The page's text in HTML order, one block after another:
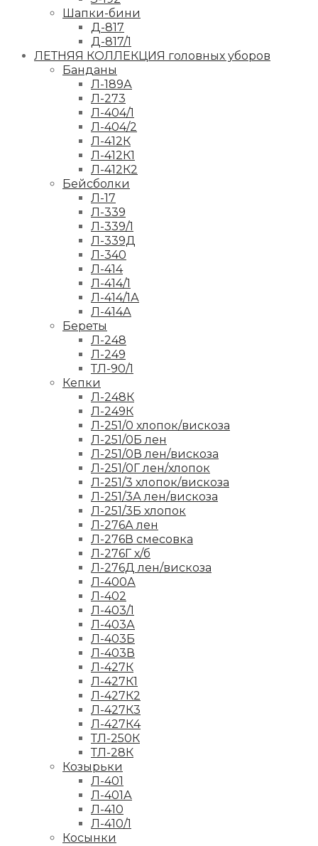
Шапки-бини
Д-817
Д-817/1
ЛЕТНЯЯ КОЛЛЕКЦИЯ головных уборов
Банданы
Л-189А
Л-273
Л-404/1
Л-404/2
Л-412К
Л-412К1
Л-412К2
Бейсболки
Л-17
Л-339
Л-339/1
Л-339Д
Л-340
Л-414
Л-414/1
Л-414/1А
Л-414А
Береты
Л-248
Л-249
ТЛ-90/1
Кепки
Л-248К
Л-249К
Л-251/0 хлопок/вискоза
Л-251/0Б лен
Л-251/0В лен/вискоза
Л-251/0Г лен/хлопок
Л-251/3 хлопок/вискоза
Л-251/3А лен/вискоза
Л-251/3Б хлопок
Л-276А лен
Л-276В смесовка
Л-276Г х/б
Л-276Д лен/вискоза
Л-400А
Л-402
Л-403/1
Л-403А
Л-403Б
Л-403В
Л-427К
Л-427К1
Л-427К2
Л-427К3
Л-427К4
ТЛ-250К
ТЛ-28К
Козырьки
Л-401
Л-401А
Л-410
Л-410/1
Косынки